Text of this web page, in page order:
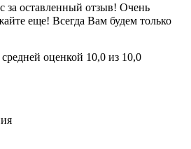
за оставленный отзыв! Очень
еще! Всегда Вам будем только
оценкой 10,0 из 10,0